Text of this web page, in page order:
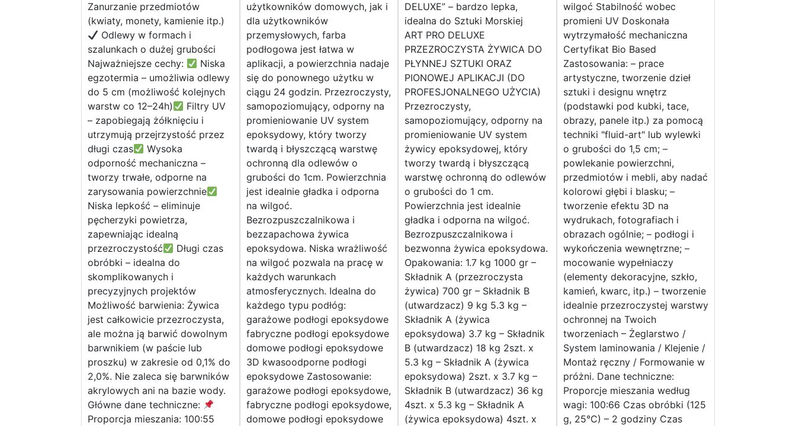
Zanurzanie przedmiotów
(kwiaty, monety, kamienie itp.)
Odlewy w formach i
szalunkach o dużej grubości
Najważniejsze cechy:
Niska
egzotermia – umożliwia odlewy
do 5 cm (możliwość kolejnych
warstw co 12–24h)
Filtry UV
– zapobiegają żółknięciu i
utrzymują przejrzystość przez
długi czas
Wysoka
odporność mechaniczna –
tworzy trwałe, odporne na
zarysowania powierzchnie
Niska lepkość – eliminuje
pęcherzyki powietrza,
zapewniając idealną
przezroczystość
Długi czas
obróbki – idealna do
skomplikowanych i
precyzyjnych projektów
Możliwość barwienia: Żywica
jest całkowicie przezroczysta,
ale można ją barwić dowolnym
barwnikiem (w paście lub
proszku) w zakresie od 0,1% do
2,0%. Nie zaleca się barwników
akrylowych ani na bazie wody.
Główne dane techniczne:
Proporcja mieszania: 100:55
użytkowników domowych, jak i
dla użytkowników
przemysłowych, farba
podłogowa jest łatwa w
aplikacji, a powierzchnia nadaje
się do ponownego użytku w
ciągu 24 godzin. Przezroczysty,
samopoziomujący, odporny na
promieniowanie UV system
epoksydowy, który tworzy
twardą i błyszczącą warstwę
ochronną dla odlewów o
grubości do 1cm. Powierzchnia
jest idealnie gładka i odporna
na wilgoć.
Bezrozpuszczalnikowa i
bezzapachowa żywica
epoksydowa. Niska wrażliwość
na wilgoć pozwala na pracę w
każdych warunkach
atmosferycznych. Idealna do
każdego typu podłóg:
garażowe podłogi epoksydowe
fabryczne podłogi epoksydowe
domowe podłogi epoksydowe
3D kwasoodporne podłogi
epoksydowe Zastosowanie:
garażowe podłogi epoksydowe,
fabryczne podłogi epoksydowe,
domowe podłogi epoksydowe
DELUXE” – bardzo lepka,
idealna do Sztuki Morskiej
ART PRO DELUXE
PRZEZROCZYSTA ŻYWICA DO
PŁYNNEJ SZTUKI ORAZ
PIONOWEJ APLIKACJI (DO
PROFESJONALNEGO UŻYCIA)
Przezroczysty,
samopoziomujący, odporny na
promieniowanie UV system
żywicy epoksydowej, który
tworzy twardą i błyszczącą
warstwę ochronną do odlewów
o grubości do 1 cm.
Powierzchnia jest idealnie
gładka i odporna na wilgoć.
Bezrozpuszczalnikowa i
bezwonna żywica epoksydowa.
Opakowania: 1.7 kg 1000 gr –
Składnik A (przezroczysta
żywica) 700 gr – Składnik B
(utwardzacz) 9 kg 5.3 kg –
Składnik A (żywica
epoksydowa) 3.7 kg – Składnik
B (utwardzacz) 18 kg 2szt. x
5.3 kg – Składnik A (żywica
epoksydowa) 2szt. x 3.7 kg –
Składnik B (utwardzacz) 36 kg
4szt. x 5.3 kg – Składnik A
(żywica epoksydowa) 4szt. x
wilgoć Stabilność wobec
promieni UV Doskonała
wytrzymałość mechaniczna
Certyfikat Bio Based
Zastosowania: – prace
artystyczne, tworzenie dzieł
sztuki i designu wnętrz
(podstawki pod kubki, tace,
obrazy, panele itp.) za pomocą
techniki "fluid-art" lub wylewki
o grubości do 1,5 cm; –
powlekanie powierzchni,
przedmiotów i mebli, aby nadać
kolorowi głębi i blasku; –
tworzenie efektu 3D na
wydrukach, fotografiach i
obrazach ogólnie; – podłogi i
wykończenia wewnętrzne; –
mocowanie wypełniaczy
(elementy dekoracyjne, szkło,
kamień, kwarc, itp.) – tworzenie
idealnie przezroczystej warstwy
ochronnej na Twoich
tworzeniach – Żeglarstwo /
System laminowania / Klejenie /
Montaż ręczny / Formowanie w
próżni. Dane techniczne:
Proporcje mieszania według
wagi: 100:66 Czas obróbki (125
g, 25°C) – 2 godziny Czas